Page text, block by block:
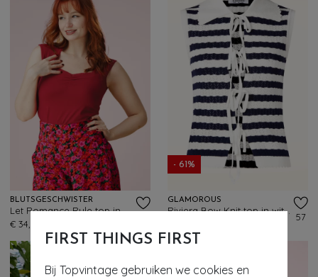
FIRST THINGS FIRST
Bij Topvintage gebruiken we cookies en
BLUTSGESCHWISTER
Let Romance Rule top in kersenrood
€ 34,95
- 61%
GLAMOROUS
Riviera Bow Knit top in wit en navy
57